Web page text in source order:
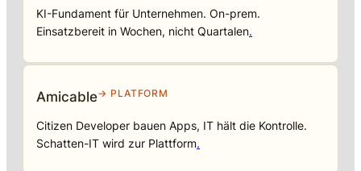
KI-Fundament für Unternehmen. On-prem.
Einsatzbereit in Wochen, nicht Quartalen.
Amicable→ PLATFORM
Citizen Developer bauen Apps, IT hält die Kontrolle.
Schatten-IT wird zur Plattform.